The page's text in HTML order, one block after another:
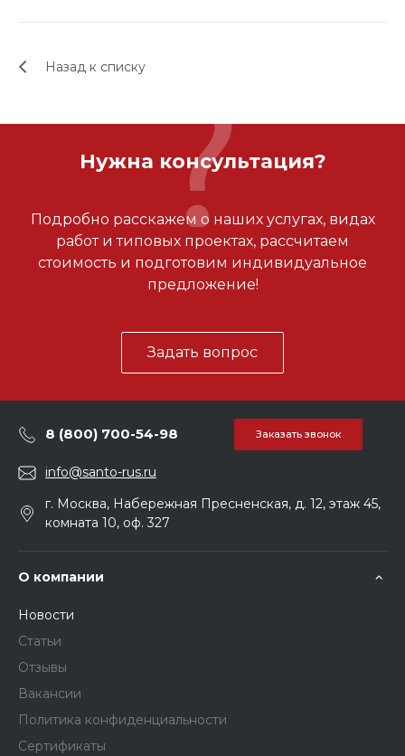
Назад к списку
Нужна консультация?
Подробно расскажем о наших услугах, видах
работ и типовых проектах, рассчитаем
стоимость и подготовим индивидуальное
предложение!
Задать вопрос
8 (800) 700-54-98 Заказать звонок
info@santo-rus.ru
г. Москва, Набережная Пресненская, д. 12, этаж 45,
комната 10, оф. 327
О компании
Новости
Статьи
Отзывы
Вакансии
Политика конфиденциальности
Сертификаты